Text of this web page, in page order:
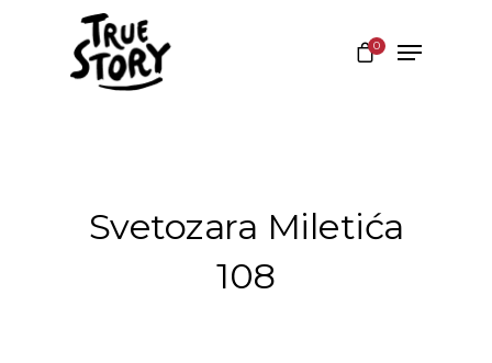
0
Svetozara Miletića
108